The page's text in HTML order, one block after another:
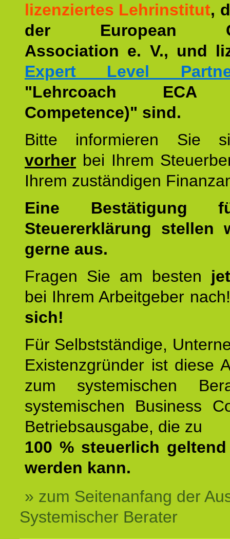
lizenziertes Lehrinstitut,
der European
Association e. V., und
Expert Level
"Lehrcoach ECA
Competence)" sind.
Bitte informieren Sie
vorher bei Ihrem
Ihrem zuständigen
Eine Bestätigung
Steuererklärung stellen
gerne aus.
Fragen Sie am besten
bei Ihrem Arbeitgeber
sich!
Für Selbstständige,
Existenzgründer ist diese
zum systemischen
systemischen Business
Betriebsausgabe, die zu
100 % steuerlich
werden kann.
» zum Seitenanfang der
Systemischer Berater